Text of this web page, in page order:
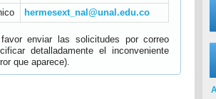
hermesext_nal@unal.edu.co
enviar las solicitudes por correo
detalladamente el inconveniente
que aparece).